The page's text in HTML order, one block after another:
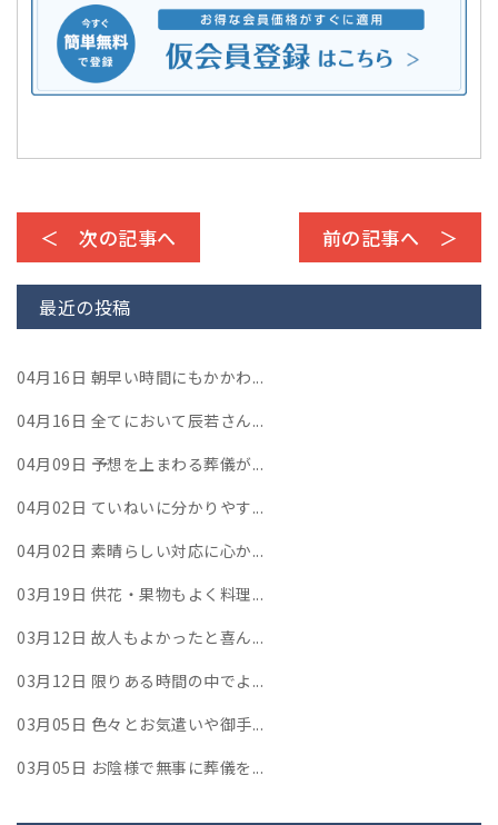
＜ 次の記事へ 前の記事へ ＞
最近の投稿
04月16日 朝早い時間にもかかわ...
04月16日 全てにおいて辰若さん...
04月09日 予想を上まわる葬儀が...
04月02日 ていねいに分かりやす...
04月02日 素晴らしい対応に心か...
03月19日 供花・果物もよく料理...
03月12日 故人もよかったと喜ん...
03月12日 限りある時間の中でよ...
03月05日 色々とお気遣いや御手...
03月05日 お陰様で無事に葬儀を...